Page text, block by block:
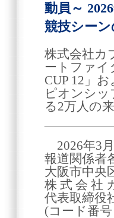
動員～
競技シー
株式会社カ
ートファイ
CUP 12」
ピオンシッ
る2万人の
2026年3月
報道関係者
大阪市中央
株 式 会 社
代表取締役
(コード番